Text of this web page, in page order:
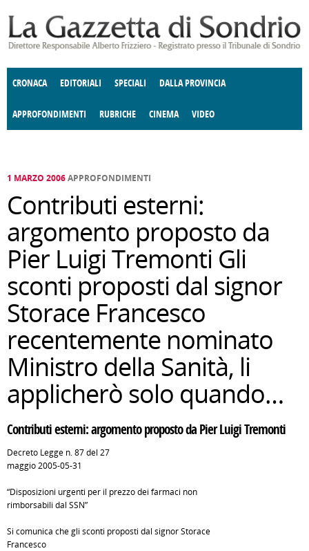
CRONACA EDITORIALI SPECIALI DALLA PROVINCIA
APPROFONDIMENTI
E SPETTACOLI POLITICA
RUBRICHE
DELLE IDEE FATTI DELLO SPIRITO
CINEMA VIDEO
1 MARZO 2006APPROFONDIMENTI
Contributi esterni:
argomento proposto da
Pier Luigi Tremonti Gli
sconti proposti dal signor
Storace Francesco
recentemente nominato
Ministro della Sanità, li
applicherò solo quando…
Contributi esterni: argomento proposto da Pier Luigi Tremonti
Decreto Legge n. 87 del 27
maggio 2005-05-31
“Disposizioni urgenti per il prezzo dei farmaci non
rimborsabili dal SSN”
Si comunica che gli sconti proposti dal signor Storace
Francesco